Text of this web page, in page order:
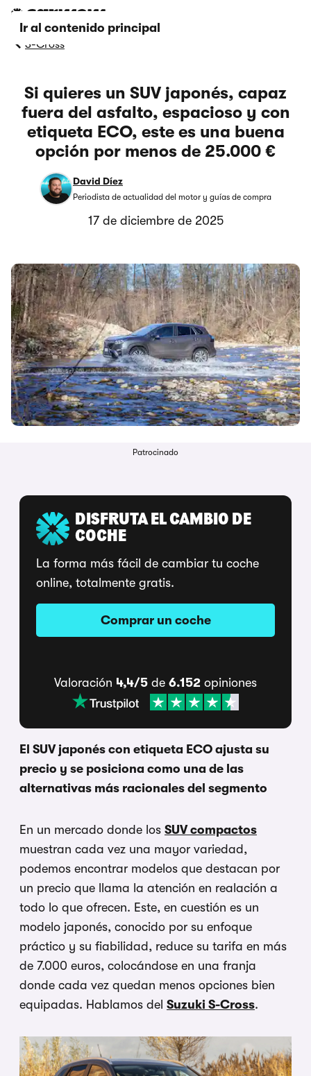
Ir al contenido principal
S-Cross
Si quieres un SUV japonés, capaz
fuera del asfalto, espacioso y con
etiqueta ECO, este es una buena
opción por menos de 25.000 €
David Díez
Periodista de actualidad del motor y guías de compra
17 de diciembre de 2025
Patrocinado
DISFRUTA EL CAMBIO DE
COCHE
La forma más fácil de cambiar tu coche
online, totalmente gratis.
Comprar un coche
Valoración 4,4/5 de 6.152 opiniones
El SUV japonés con etiqueta ECO ajusta su
precio y se posiciona como una de las
alternativas más racionales del segmento
En un mercado donde los SUV compactos
muestran cada vez una mayor variedad,
podemos encontrar modelos que destacan por
un precio que llama la atención en realación a
todo lo que ofrecen. Este, en cuestión es un
modelo japonés, conocido por su enfoque
práctico y su fiabilidad, reduce su tarifa en más
de 7.000 euros, colocándose en una franja
donde cada vez quedan menos opciones bien
equipadas. Hablamos del Suzuki S-Cross.